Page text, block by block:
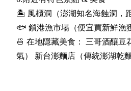
🏝️ 風櫃洞（澎湖知名海蝕洞，
🐟 鎖港漁市場（便宜買新鮮漁
🍜 在地隱藏美食： 三哥酒釀豆
氣） 新台澎麵店（傳統澎湖乾